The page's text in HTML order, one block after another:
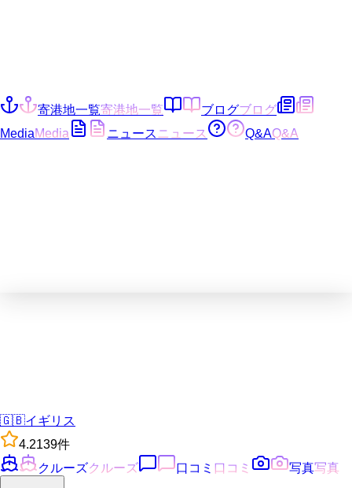
寄港地一覧寄港地一覧 ブログブログ
MediaMedia ニュース ニュース Q&AQ&A
🇬🇧イギリス
4.2139件
クルーズクルーズ 口コミ 口コミ 写真写真